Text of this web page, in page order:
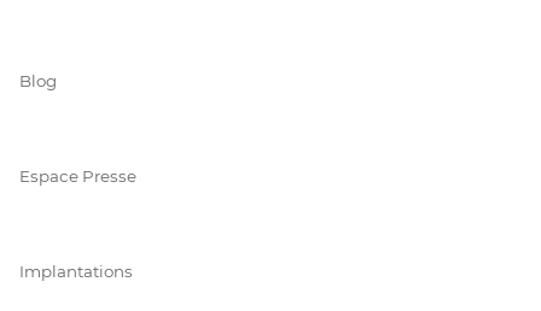
Blog
Espace Presse
Implantations